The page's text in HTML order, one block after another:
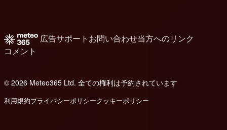
広告サポート お問い合わせ当方へのリンク
コメント
© 2026 Meteo365 Ltd. 全ての権利は予約されています
利用規約プライバシーポリシークッキーポリシー